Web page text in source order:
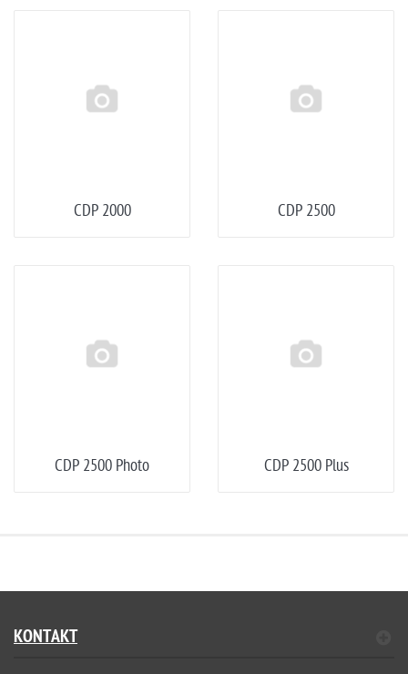
CDP 2000 CDP 2500
CDP 2500 Photo CDP 2500 Plus
KONTAKT